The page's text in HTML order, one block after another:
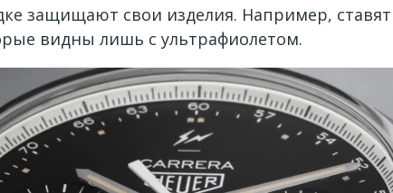
защищают свои изделия. Например,
видны лишь с ультрафиолетом.